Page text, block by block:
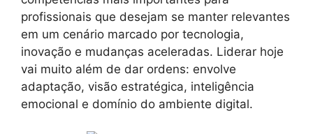
profissionais que desejam se manter relevantes
em um cenário marcado por tecnologia,
inovação e mudanças aceleradas. Liderar hoje
vai muito além de dar ordens: envolve
adaptação, visão estratégica, inteligência
emocional e domínio do ambiente digital.